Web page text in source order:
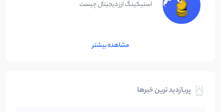
استیکینگ ارز دیجیتال چیست
مشاهده بیشتر
پربازدید ترین خبرها